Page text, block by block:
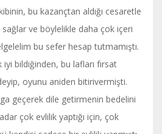
bu kazançtan aldığı cesaretle
sağlar ve böylelikle daha çok içeri
bu sefer hesap tutmamıştı.
bildiğinden, bu lafları fırsat
oyunu aniden bitirivermişti.
geçerek dile getirmenin bedelini
çok evlilik yaptığı için, çok